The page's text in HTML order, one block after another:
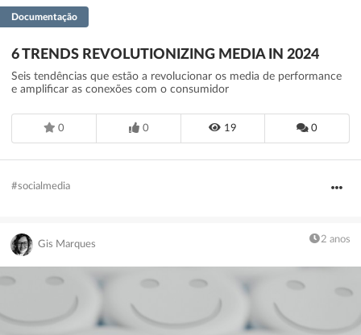
Documentação
6 TRENDS REVOLUTIONIZING MEDIA IN 2024
Seis tendências que estão a revolucionar os media de performance
e amplificar as conexões com o consumidor
0 0 19 0
#socialmedia
Gis Marques 2 anos